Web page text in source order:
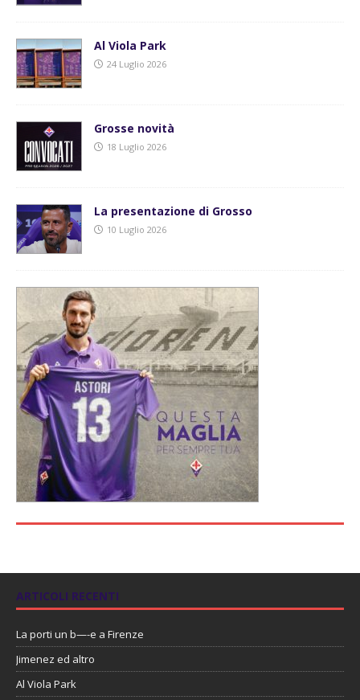
Al Viola Park
24 Luglio 2026
Grosse novità
18 Luglio 2026
La presentazione di Grosso
10 Luglio 2026
ARTICOLI RECENTI
La porti un b—-e a Firenze
Jimenez ed altro
Al Viola Park